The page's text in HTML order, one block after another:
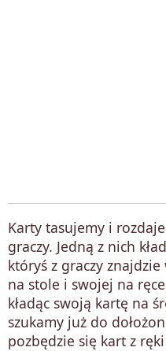
Karty tasujemy i
graczy. Jedną z nich
któryś z graczy
na stole i swojej na
kładąc swoją kartę na
szukamy już do
pozbędzie się kart z